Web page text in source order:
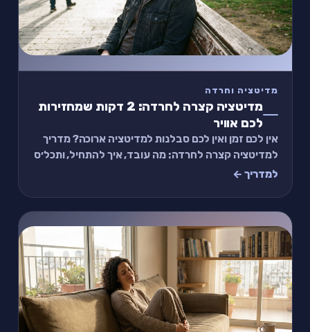
מדיטציה וחרדה
מדיטציה קצרה לחרדה: 2 דקות שמחזירות
לכם אוויר
אין לכם זמן ואין לכם סבלנות למדיטציה ארוכה? מדריך
למדיטציה קצרה לחרדה: מה עובד, איך להתחיל, ותכל׳ס
תרגיל של 2 דקות.
למדריך ←